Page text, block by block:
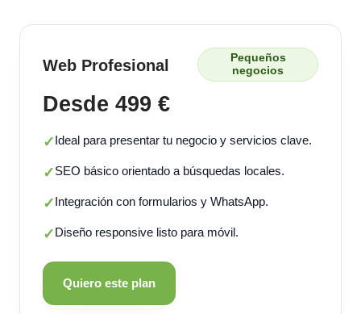
Web Profesional
Pequeños
negocios
Desde 499 €
✓Ideal para presentar tu negocio y servicios clave.
✓SEO básico orientado a búsquedas locales.
✓Integración con formularios y WhatsApp.
✓Diseño responsive listo para móvil.
Quiero este plan